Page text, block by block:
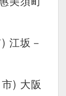
江坂－
) 大阪